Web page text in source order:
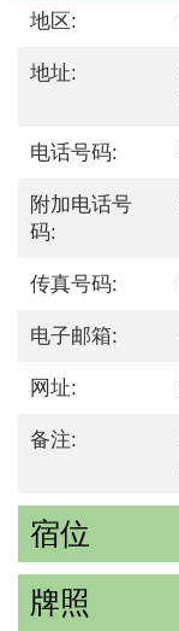
地区:
地址:
电话号码:
附加电话号
码:
传真号码:
电子邮箱:
网址:
备注:
宿位
牌照